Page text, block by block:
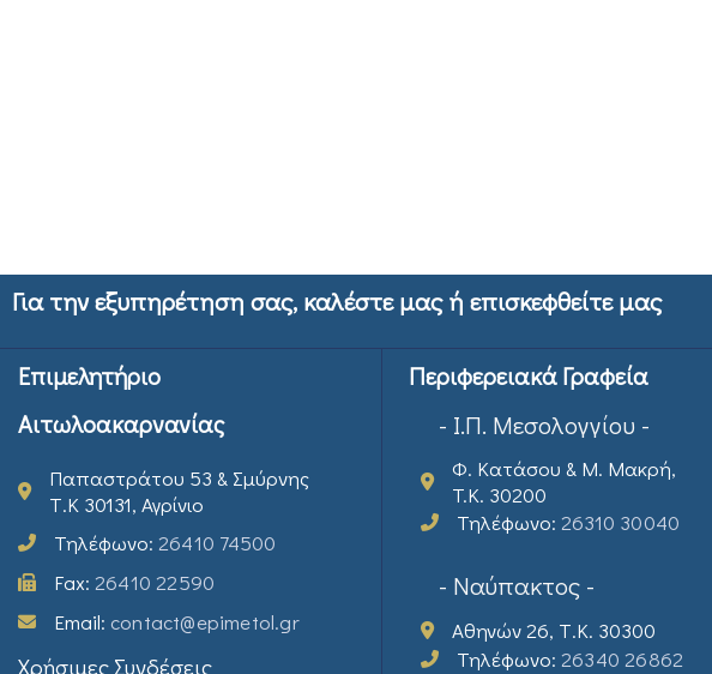
Για την εξυπηρέτηση σας, καλέστε μας ή επισκεφθείτε μας
Επιμελητήριο
Αιτωλοακαρνανίας
Παπαστράτου 53 & Σμύρνης
Τ.Κ 30131, Αγρίνιο
Τηλέφωνο: 26410 74500
Fax: 26410 22590
Email: contact@epimetol.gr
Χρήσιμες Συνδέσεις
Περιφερειακά Γραφεία
- Ι.Π. Μεσολογγίου -
Φ. Κατάσου & Μ. Μακρή,
T.K. 30200
Τηλέφωνο: 26310 30040
- Ναύπακτος -
Αθηνών 26, Τ.Κ. 30300
Τηλέφωνο: 26340 26862